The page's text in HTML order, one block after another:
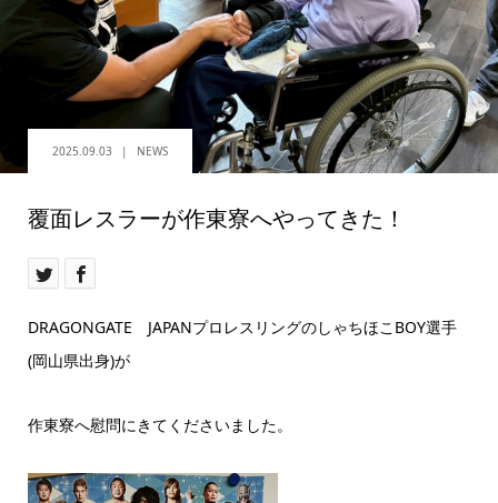
2025.09.03 NEWS
覆面レスラーが作東寮へやってきた！
DRAGONGATE JAPANプロレスリングのしゃちほこBOY選手
(岡山県出身)が
作東寮へ慰問にきてくださいました。